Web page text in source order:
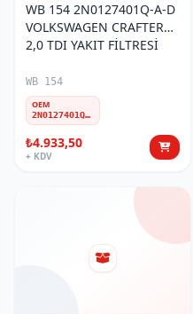
WB 154 2N0127401Q-A-D
VOLKSWAGEN CRAFTER
2,0 TDI YAKIT FİLTRESİ
WB 154
OEM
2N0127401Q-A-D
₺4.933,50
+ KDV